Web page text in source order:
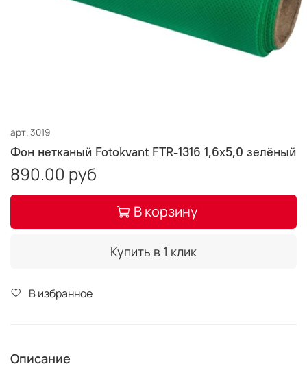
арт.3019
Фон нетканый Fotokvant FTR-1316 1,6х5,0 зелёный
890.00 руб
В корзину
Купить в 1 клик
В избранное
Описание